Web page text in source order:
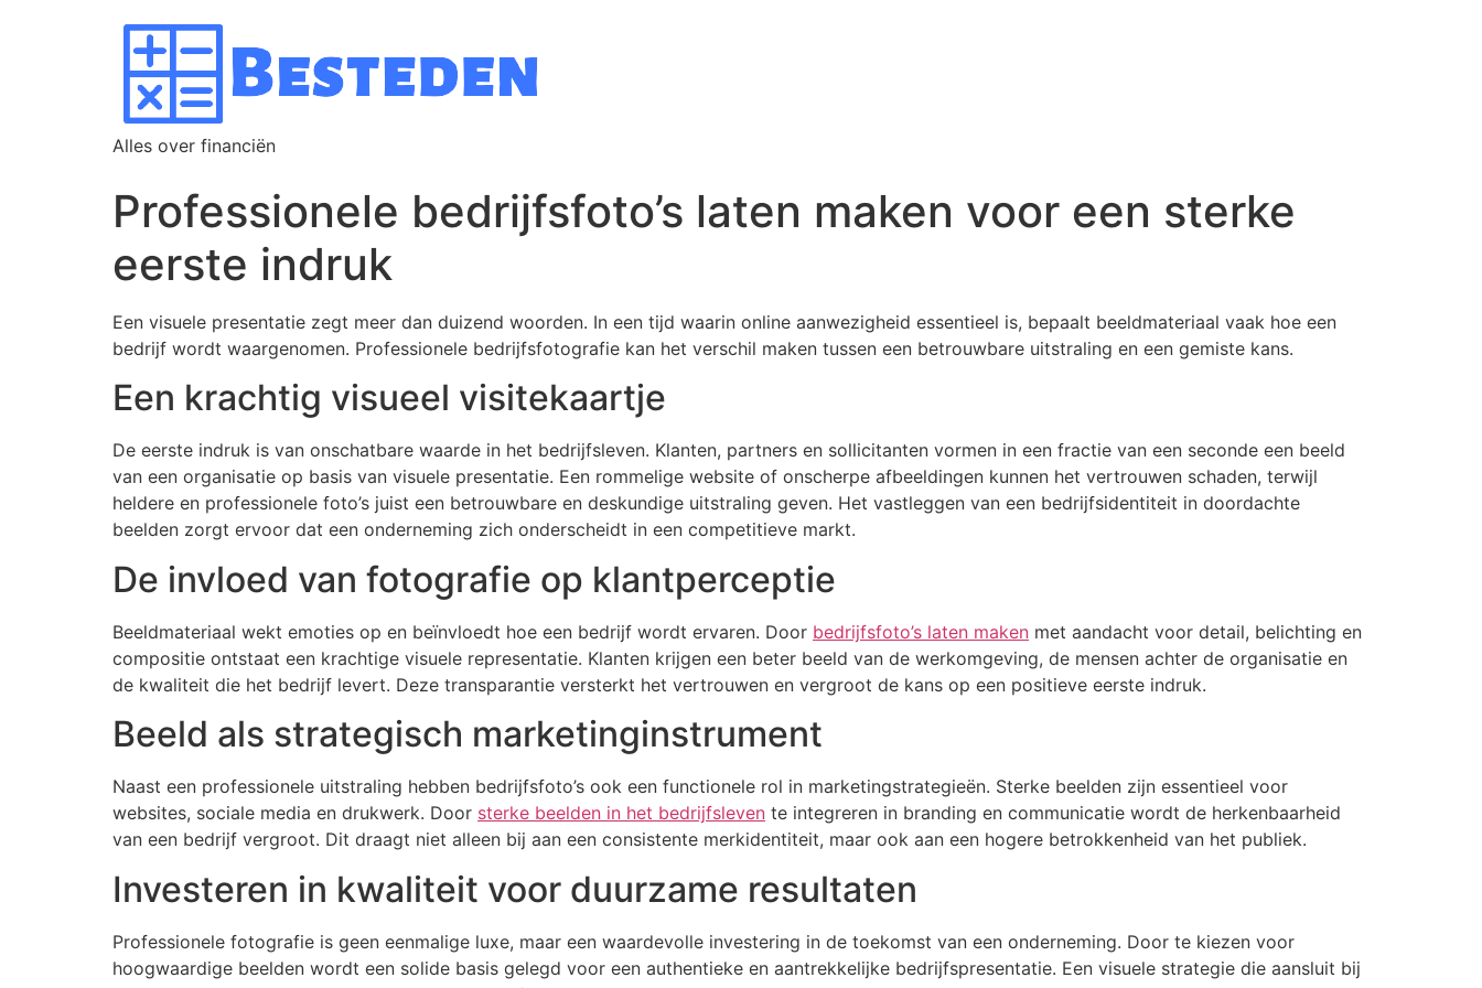
Alles over financiën
Professionele bedrijfsfoto’s laten maken voor een sterke
eerste indruk
Een visuele presentatie zegt meer dan duizend woorden. In een tijd waarin online aanwezigheid essentieel is, bepaalt beeldmateriaal vaak hoe een
bedrijf wordt waargenomen. Professionele bedrijfsfotografie kan het verschil maken tussen een betrouwbare uitstraling en een gemiste kans.
Een krachtig visueel visitekaartje
De eerste indruk is van onschatbare waarde in het bedrijfsleven. Klanten, partners en sollicitanten vormen in een fractie van een seconde een beeld
van een organisatie op basis van visuele presentatie. Een rommelige website of onscherpe afbeeldingen kunnen het vertrouwen schaden, terwijl
heldere en professionele foto’s juist een betrouwbare en deskundige uitstraling geven. Het vastleggen van een bedrijfsidentiteit in doordachte
beelden zorgt ervoor dat een onderneming zich onderscheidt in een competitieve markt.
De invloed van fotografie op klantperceptie
Beeldmateriaal wekt emoties op en beïnvloedt hoe een bedrijf wordt ervaren. Door bedrijfsfoto’s laten maken met aandacht voor detail, belichting en
compositie ontstaat een krachtige visuele representatie. Klanten krijgen een beter beeld van de werkomgeving, de mensen achter de organisatie en
de kwaliteit die het bedrijf levert. Deze transparantie versterkt het vertrouwen en vergroot de kans op een positieve eerste indruk.
Beeld als strategisch marketinginstrument
Naast een professionele uitstraling hebben bedrijfsfoto’s ook een functionele rol in marketingstrategieën. Sterke beelden zijn essentieel voor
websites, sociale media en drukwerk. Door sterke beelden in het bedrijfsleven te integreren in branding en communicatie wordt de herkenbaarheid
van een bedrijf vergroot. Dit draagt niet alleen bij aan een consistente merkidentiteit, maar ook aan een hogere betrokkenheid van het publiek.
Investeren in kwaliteit voor duurzame resultaten
Professionele fotografie is geen eenmalige luxe, maar een waardevolle investering in de toekomst van een onderneming. Door te kiezen voor
hoogwaardige beelden wordt een solide basis gelegd voor een authentieke en aantrekkelijke bedrijfspresentatie. Een visuele strategie die aansluit bij